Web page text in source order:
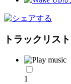
トラックリスト
1